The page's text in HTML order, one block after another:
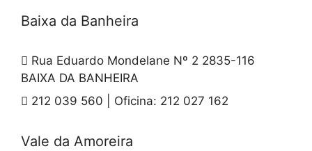
Baixa da Banheira
Rua Eduardo Mondelane Nº 2 2835-116
BAIXA DA BANHEIRA
212 039 560 | Oficina: 212 027 162
Vale da Amoreira